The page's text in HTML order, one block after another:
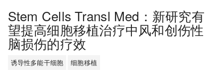
Stem Cells Transl Med：新研究有
望提高细胞移植治疗中风和创伤性
脑损伤的疗效
诱导性多能干细胞 细胞移植